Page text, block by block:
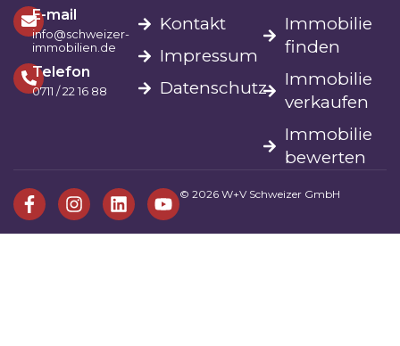
E-mail
info@schweizer-
immobilien.de
Telefon
0711 / 22 16 88
Kontakt
Impressum
Datenschutz
Immobilie
finden
Immobilie
verkaufen
Immobilie
bewerten
© 2026 W+V Schweizer GmbH